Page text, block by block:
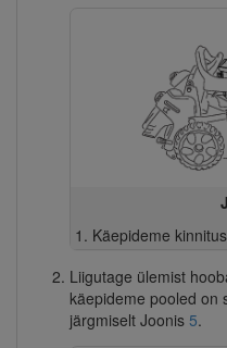
Käepideme
Liigutage ülemist
käepideme pooled on
järgmiselt Joonis 5.